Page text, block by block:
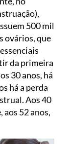
500 mil
ovários, que
da primeira
30 anos, há
há a perda
Aos 40
52 anos,